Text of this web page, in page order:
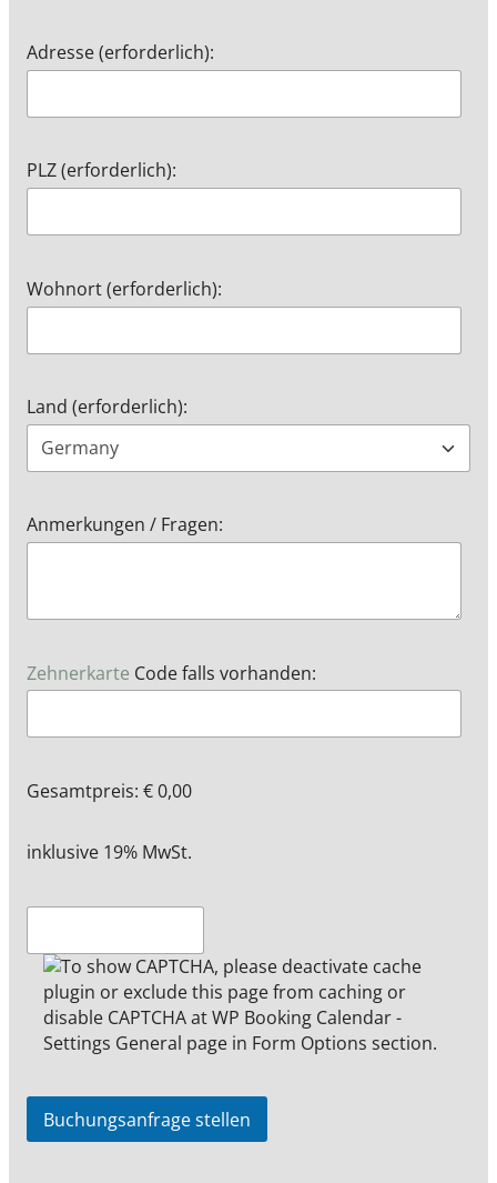
Adresse (erforderlich):
PLZ (erforderlich):
Wohnort (erforderlich):
Land (erforderlich):
Anmerkungen / Fragen:
Zehnerkarte Code falls vorhanden:
Gesamtpreis: €0,00
inklusive 19% MwSt.